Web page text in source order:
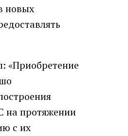
новых
«Приобретение
на протяжении
с их